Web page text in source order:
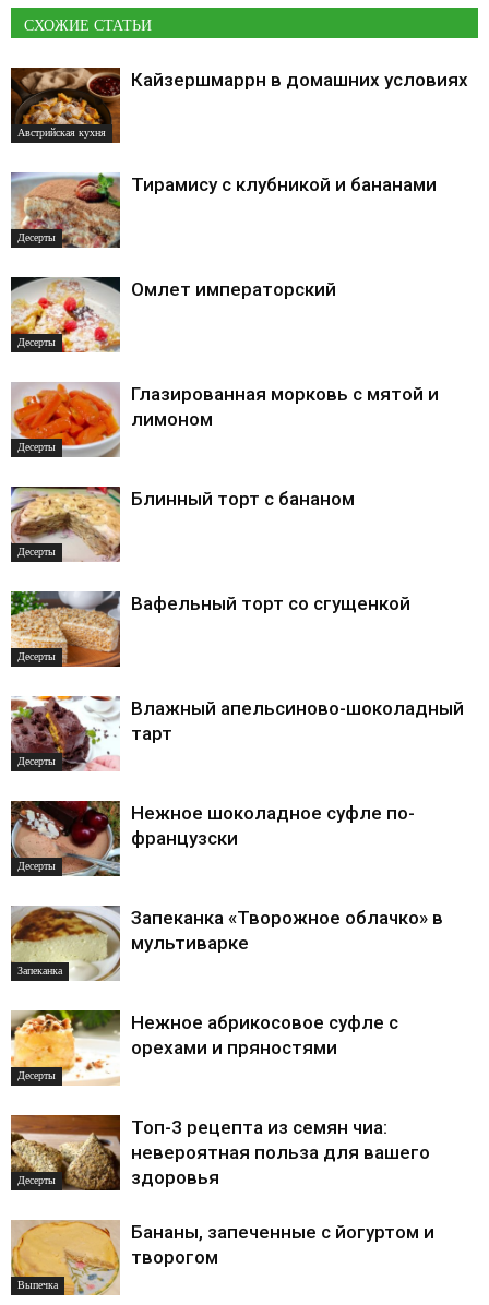
СХОЖИЕ СТАТЬИ
Австрийская кухня
Кайзершмаррн в домашних условиях
Десерты
Тирамису с клубникой и бананами
Десерты
Омлет императорский
Десерты
Глазированная морковь с мятой и
лимоном
Десерты
Блинный торт с бананом
Десерты
Вафельный торт со сгущенкой
Десерты
Влажный апельсиново-шоколадный
тарт
Десерты
Нежное шоколадное суфле по-
французски
Запеканка
Запеканка «Творожное облачко» в
мультиварке
Десерты
Нежное абрикосовое суфле с
орехами и пряностями
Десерты
Топ-3 рецепта из семян чиа:
невероятная польза для вашего
здоровья
Выпечка
Бананы, запеченные с йогуртом и
творогом